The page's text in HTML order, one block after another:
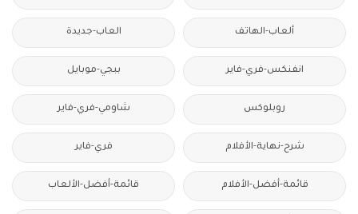
ألعاب-الهاتف العاب-جديدة
انفنكس-فري-فاير ببجي-موبايل
روبلوكس شاومي-فري-فاير
شرح-نهاية-الأفلام فري-فاير
قائمة-أفضل-الأفلام قائمة-أفضل-الألعاب